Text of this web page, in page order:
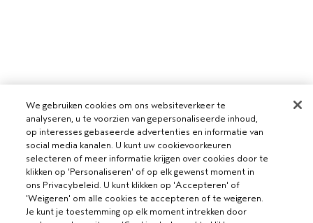
VOOR PROFESSIONALS
We gebruiken cookies om ons websiteverkeer te
analyseren, u te voorzien van gepersonaliseerde inhoud,
op interesses gebaseerde advertenties en informatie van
social media kanalen. U kunt uw cookievoorkeuren
selecteren of meer informatie krijgen over cookies door te
klikken op 'Personaliseren' of op elk gewenst moment in
ons Privacybeleid. U kunt klikken op 'Accepteren' of
'Weigeren' om alle cookies te accepteren of te weigeren.
Je kunt je toestemming op elk moment intrekken door